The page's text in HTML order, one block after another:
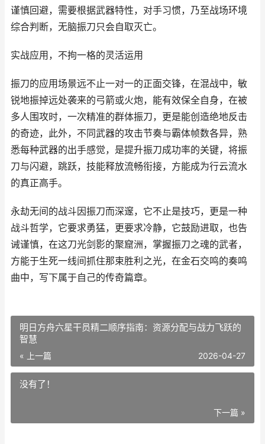
谨慎回避，需要根据武器特性，对手习惯，乃至战场环境
综合判断，无脑振刀只会自取灭亡。
实战应用，不拘一格的灵活运用
振刀的应用场景远不止一对一的正面交锋，在混战中，敏
锐地振掉远处袭来的弓箭或火炮，能有效保全自身，在被
多人围攻时，一次精准的群体振刀，更是能创造绝地反击
的奇迹，此外，不同武器的攻击节奏与霸体帧数各异，熟
悉每种武器的出手感觉，是提升振刀成功率的关键，将振
刀与闪避，跳跃，技能释放流畅衔接，方能成为行云流水
的真正高手。
永劫无间的战斗因振刀而深邃，它不止是技巧，更是一种
战斗哲学，它要求勇猛，更要求冷静，它鼓励进取，也告
诫谨慎，在这刀光剑影的聚窟洲，掌握振刀之魂的武者，
方能于生死一线间抓住那束胜利之光，在金石交鸣的奏鸣
曲中，写下属于自己的传奇篇章。
明日方舟六星干员精二顺序指南：资源分配与战力飞跃的
智慧
« 上一篇 2026-04-27
没有了！
下一篇 »